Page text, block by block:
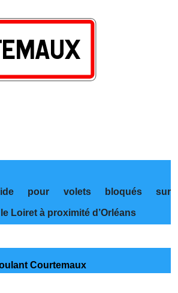
pour volets bloqués sur
Loiret à proximité d’Orléans
Courtemaux